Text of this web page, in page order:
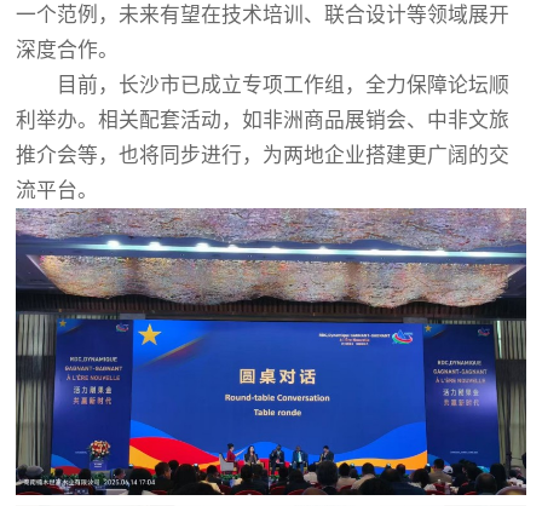
一个范例，未来有望在技术培训、联合设计等领域展开
深度合作。
目前，长沙市已成立专项工作组，全力保障论坛顺
利举办。相关配套活动，如非洲商品展销会、中非文旅
推介会等，也将同步进行，为两地企业搭建更广阔的交
流平台。